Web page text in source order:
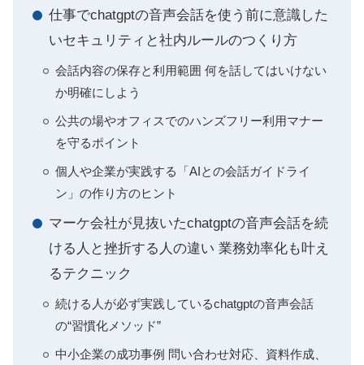
仕事でchatgptの音声会話を使う前に意識した
いセキュリティと社内ルールのつくり方
会話内容の保存と利用範囲 何を話してはいけない
か明確にしよう
公共の場やオフィスでのハンズフリー利用マナー
を守るポイント
個人や企業が実践する「AIとの会話ガイドライ
ン」の作り方のヒント
マーケ会社が見抜いたchatgptの音声会話を続
ける人と挫折する人の違い 業務効率化も叶え
るテクニック
続ける人が必ず実践しているchatgptの音声会話
の“習慣化メソッド”
中小企業の成功事例 問い合わせ対応、資料作成、